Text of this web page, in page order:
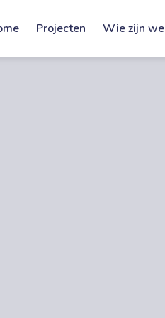
Projecten Wie zijn we